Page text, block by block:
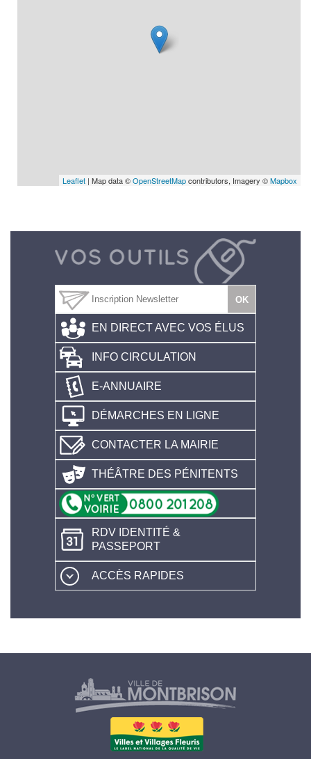
Leaflet | Map data ©OpenStreetMapcontributors, Imagery ©Mapbox
EN DIRECT AVEC VOS ÉLUS
INFO CIRCULATION
E-ANNUAIRE
DÉMARCHES EN LIGNE
CONTACTER LA MAIRIE
THÉÂTRE DES PÉNITENTS
RDV IDENTITÉ &
PASSEPORT
ACCÈS RAPIDES